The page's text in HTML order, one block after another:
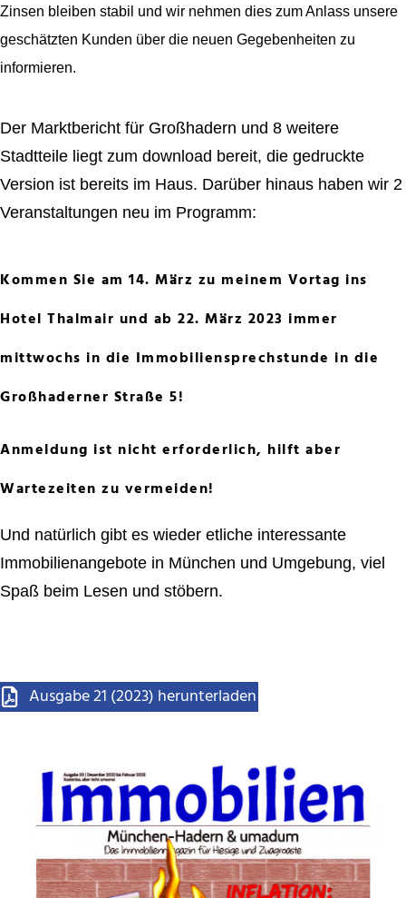
Zinsen bleiben stabil und wir nehmen dies zum Anlass unsere
geschätzten Kunden über die neuen Gegebenheiten zu
informieren.
Der Marktbericht für Großhadern und 8 weitere
Stadtteile liegt zum download bereit, die gedruckte
Version ist bereits im Haus. Darüber hinaus haben wir 2
Veranstaltungen neu im Programm:
Kommen Sie am 14. März zu meinem Vortag ins
Hotel Thalmair und ab 22. März 2023 immer
mittwochs in die Immobiliensprechstunde in die
Großhaderner Straße 5!
Anmeldung ist nicht erforderlich, hilft aber
Wartezeiten zu vermeiden!
Und natürlich gibt es wieder etliche interessante
Immobilienangebote in München und Umgebung, viel
Spaß beim Lesen und stöbern.
Ausgabe 21 (2023) herunterladen